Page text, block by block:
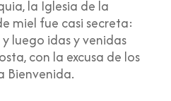
la Iglesia de la
miel fue casi secreta:
luego idas y venidas
con la excusa de los
Bienvenida.